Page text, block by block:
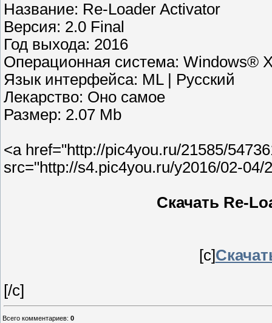
Название: Re-Loader Activator
Версия: 2.0 Final
Год выхода: 2016
Операционная система: Windows®
Язык интерфейса: ML | Русский
Лекарство: Оно самое
Размер: 2.07 Mb
<a href="http://pic4you.ru/21585/
src="http://s4.pic4you.ru/y2016/02-
Скачать Re-
[c]
[/c]
Всего комментариев: 0